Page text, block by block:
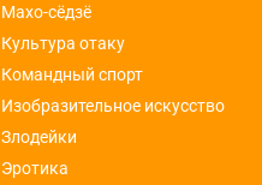
Махо-сёдзё
Культура отаку
Командный спорт
Изобразительное искусство
Злодейки
Эротика